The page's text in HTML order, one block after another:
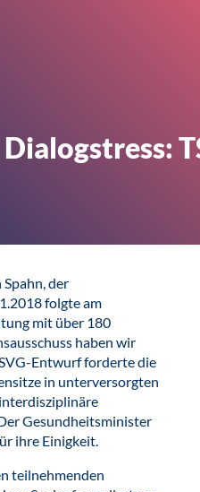
der
folgte am
mit über 180
haben wir
Entwurf forderte die
in unterversorgten
Gesundheitsminister
ihre Einigkeit.
teilnehmenden